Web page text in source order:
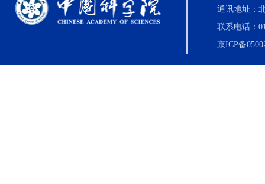
通讯地址：
联系电话：
京ICP备